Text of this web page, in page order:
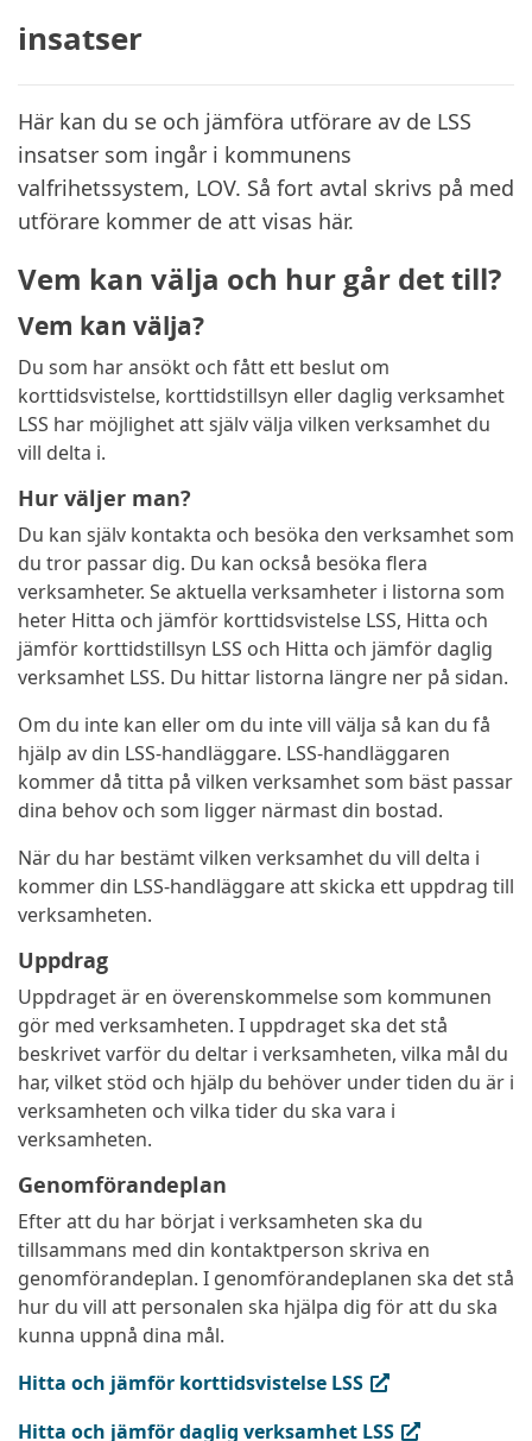
insatser
Här kan du se och jämföra utförare av de LSS
insatser som ingår i kommunens
valfrihetssystem, LOV. Så fort avtal skrivs på med
utförare kommer de att visas här.
Vem kan välja och hur går det till?
Vem kan välja?
Du som har ansökt och fått ett beslut om
korttidsvistelse, korttidstillsyn eller daglig verksamhet
LSS har möjlighet att själv välja vilken verksamhet du
vill delta i.
Hur väljer man?
Du kan själv kontakta och besöka den verksamhet som
du tror passar dig. Du kan också besöka flera
verksamheter. Se aktuella verksamheter i listorna som
heter Hitta och jämför korttidsvistelse LSS, Hitta och
jämför korttidstillsyn LSS och Hitta och jämför daglig
verksamhet LSS. Du hittar listorna längre ner på sidan.
Om du inte kan eller om du inte vill välja så kan du få
hjälp av din LSS-handläggare. LSS-handläggaren
kommer då titta på vilken verksamhet som bäst passar
dina behov och som ligger närmast din bostad.
När du har bestämt vilken verksamhet du vill delta i
kommer din LSS-handläggare att skicka ett uppdrag till
verksamheten.
Uppdrag
Uppdraget är en överenskommelse som kommunen
gör med verksamheten. I uppdraget ska det stå
beskrivet varför du deltar i verksamheten, vilka mål du
har, vilket stöd och hjälp du behöver under tiden du är i
verksamheten och vilka tider du ska vara i
verksamheten.
Genomförandeplan
Efter att du har börjat i verksamheten ska du
tillsammans med din kontaktperson skriva en
genomförandeplan. I genomförandeplanen ska det stå
hur du vill att personalen ska hjälpa dig för att du ska
kunna uppnå dina mål.
Hitta och jämför korttidsvistelse LSS
(extern länk, öppnas i ny flik)
Hitta och jämför daglig verksamhet LSS
(extern länk, öppnas i ny flik)